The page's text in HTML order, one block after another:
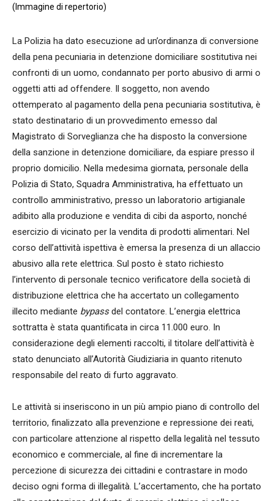
(Immagine di repertorio)
La Polizia ha dato esecuzione ad un’ordinanza di conversione
della pena pecuniaria in detenzione domiciliare sostitutiva nei
confronti di un uomo, condannato per porto abusivo di armi o
oggetti atti ad offendere. Il soggetto, non avendo
ottemperato al pagamento della pena pecuniaria sostitutiva, è
stato destinatario di un provvedimento emesso dal
Magistrato di Sorveglianza che ha disposto la conversione
della sanzione in detenzione domiciliare, da espiare presso il
proprio domicilio. Nella medesima giornata, personale della
Polizia di Stato, Squadra Amministrativa, ha effettuato un
controllo amministrativo, presso un laboratorio artigianale
adibito alla produzione e vendita di cibi da asporto, nonché
esercizio di vicinato per la vendita di prodotti alimentari. Nel
corso dell’attività ispettiva è emersa la presenza di un allaccio
abusivo alla rete elettrica. Sul posto è stato richiesto
l’intervento di personale tecnico verificatore della società di
distribuzione elettrica che ha accertato un collegamento
illecito mediante bypassdel contatore. L’energia elettrica
sottratta è stata quantificata in circa 11.000 euro. In
considerazione degli elementi raccolti, il titolare dell’attività è
stato denunciato all’Autorità Giudiziaria in quanto ritenuto
responsabile del reato di furto aggravato.
Le attività si inseriscono in un più ampio piano di controllo del
territorio, finalizzato alla prevenzione e repressione dei reati,
con particolare attenzione al rispetto della legalità nel tessuto
economico e commerciale, al fine di incrementare la
percezione di sicurezza dei cittadini e contrastare in modo
deciso ogni forma di illegalità. L’accertamento, che ha portato